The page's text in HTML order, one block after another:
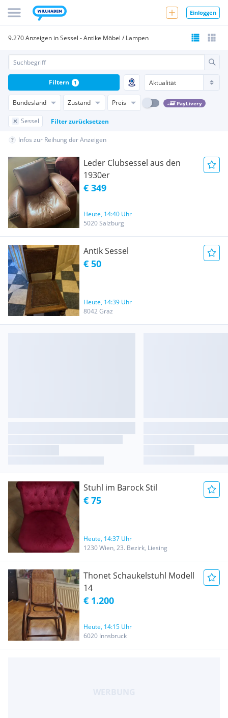
Einloggen
9.270 Anzeigen in Sessel - Antike Möbel / Lampen
Bundesland Zustand Preis PayLivery
Sessel Filter zurücksetzen
Filtern 1
Infos zur Reihung der Anzeigen
Leder Clubsessel aus den
1930er
€ 349
Heute, 14:40 Uhr
5020 Salzburg
Antik Sessel
€ 50
Heute, 14:39 Uhr
8042 Graz
Stuhl im Barock Stil
€ 75
Heute, 14:37 Uhr
1230 Wien, 23. Bezirk, Liesing
Thonet Schaukelstuhl Modell
14
€ 1.200
Heute, 14:15 Uhr
6020 Innsbruck